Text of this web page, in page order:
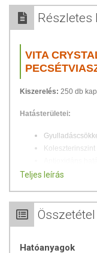
Részletes
VITA
Kiszerelés: 250 db
Hatásterületei:
Májvédő
Nyugtató
Krónikus
Teljes leírás
Összetétel
Hatóanyagok